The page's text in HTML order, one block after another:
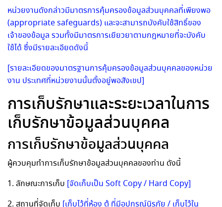
หน่วยงานดังกล่าวมีมาตรการคุ้มครองข้อมูลส่วนบุคคลที่เพียงพอ
(appropriate safeguards) และจะสามารถบังคับใช้สิทธิ์ของ
เจ้าของข้อมูล รวมทั้งมีมาตรการเยียวยาตามกฎหมายที่จะบังคับ
ใช้ได้ ซึ่งมีรายละเอียดดังนี้
[รายละเอียดของมาตรฐานการคุ้มครองข้อมูลส่วนบุคคลของหน่วย
งาน ประเทศที่หน่วยงานนั้นตั้งอยู่พอสังเขป]
การเก็บรักษาและระยะเวลาในการ
เก็บรักษาข้อมูลส่วนบุคคล
การเก็บรักษาข้อมูลส่วนบุคคล
ผู้ควบคุมทำการเก็บรักษาข้อมูลส่วนบุคคลของท่าน ดังนี้
1. ลักษณะการเก็บ [จัดเก็บเป็น Soft Copy / Hard Copy]
2. สถานที่จัดเก็บ [เก็บไว้ที่ห้อง ตู้ ที่มีอุปกรณ์นิรภัย / เก็บไว้ใน